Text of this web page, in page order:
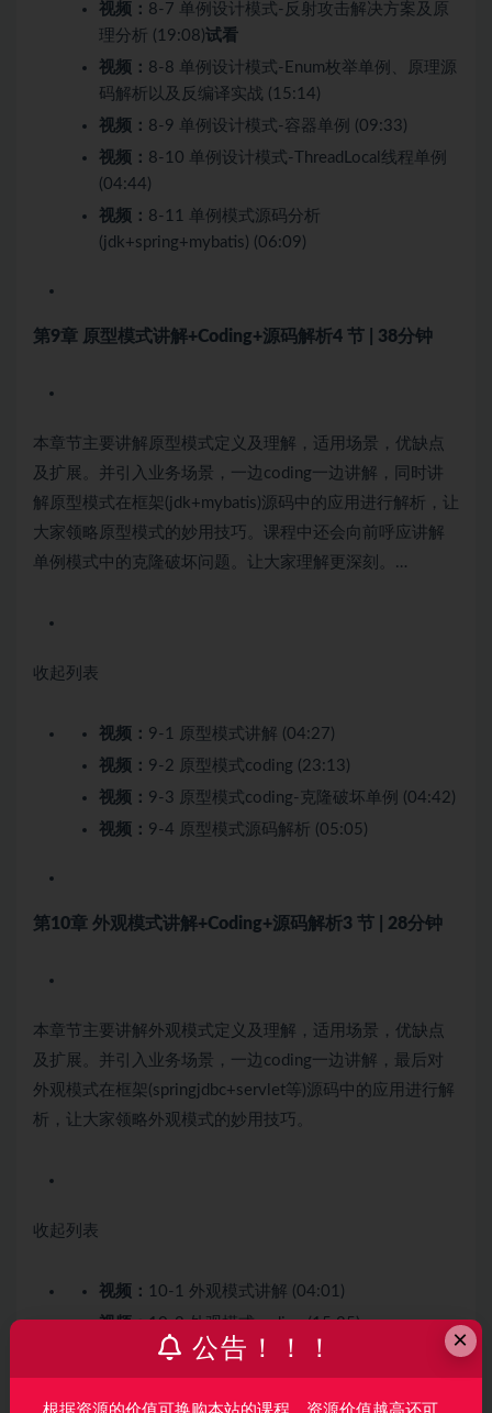
视频： 8-7 单例设计模式-反射攻击解决方案及原
理分析 (19:08)试看
视频： 8-8 单例设计模式-Enum枚举单例、原理源
码解析以及反编译实战 (15:14)
视频： 8-9 单例设计模式-容器单例 (09:33)
视频： 8-10 单例设计模式-ThreadLocal线程单例
(04:44)
视频： 8-11 单例模式源码分析
(jdk+spring+mybatis) (06:09)
第9章 原型模式讲解+Coding+源码解析4 节 | 38分钟
本章节主要讲解原型模式定义及理解，适用场景，优缺点
及扩展。并引入业务场景，一边coding一边讲解，同时讲
解原型模式在框架(jdk+mybatis)源码中的应用进行解析，让
大家领略原型模式的妙用技巧。课程中还会向前呼应讲解
单例模式中的克隆破坏问题。让大家理解更深刻。…
收起列表
视频： 9-1 原型模式讲解 (04:27)
视频： 9-2 原型模式coding (23:13)
视频： 9-3 原型模式coding-克隆破坏单例 (04:42)
视频： 9-4 原型模式源码解析 (05:05)
第10章 外观模式讲解+Coding+源码解析3 节 | 28分钟
本章节主要讲解外观模式定义及理解，适用场景，优缺点
及扩展。并引入业务场景，一边coding一边讲解，最后对
外观模式在框架(springjdbc+servlet等)源码中的应用进行解
析，让大家领略外观模式的妙用技巧。
收起列表
视频： 10-1 外观模式讲解 (04:01)
视频：10-2 外观模式coding (15:25)
10-3 外观模式源码解析
(springjdbc+myabtis+tomcat) (07:56)
×
公告！！！